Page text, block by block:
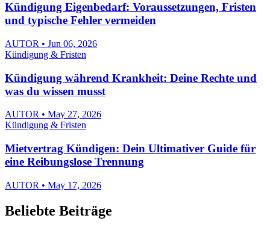
Kündigung Eigenbedarf: Voraussetzungen, Fristen
und typische Fehler vermeiden
AUTOR • Jun 06, 2026
Kündigung & Fristen
Kündigung während Krankheit: Deine Rechte und
was du wissen musst
AUTOR • May 27, 2026
Kündigung & Fristen
Mietvertrag Kündigen: Dein Ultimativer Guide für
eine Reibungslose Trennung
AUTOR • May 17, 2026
Beliebte Beiträge